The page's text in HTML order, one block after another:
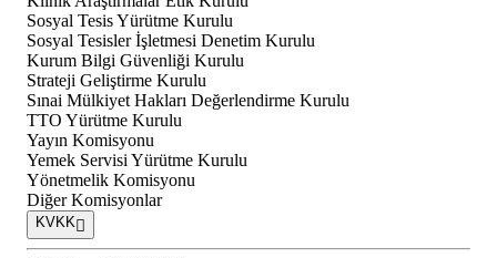
Sosyal Tesis Yürütme Kurulu
Sosyal Tesisler İşletmesi Denetim Kurulu
Kurum Bilgi Güvenliği Kurulu
Strateji Geliştirme Kurulu
Sınai Mülkiyet Hakları Değerlendirme Kurulu
TTO Yürütme Kurulu
Yayın Komisyonu
Yemek Servisi Yürütme Kurulu
Yönetmelik Komisyonu
Diğer Komisyonlar
KVKK